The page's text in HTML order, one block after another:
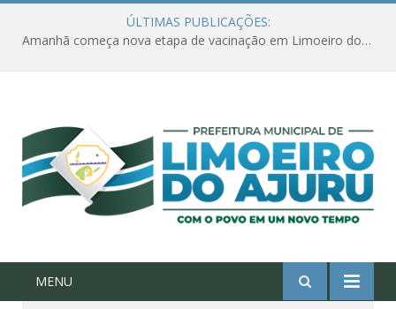
ÚLTIMAS PUBLICAÇÕES:
Amanhã começa nova etapa de vacinação em Limoeiro do Ajuru para idosos com 65 ou mais
MENU